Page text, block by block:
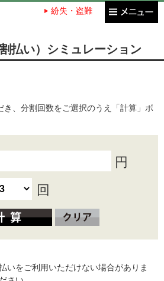
新生銀行グループ
紛失・盗難
払い）シミュレーション
き、分割回数をご選択のうえ「計算」ボ
円
回
いをご利用いただけない場合がありま